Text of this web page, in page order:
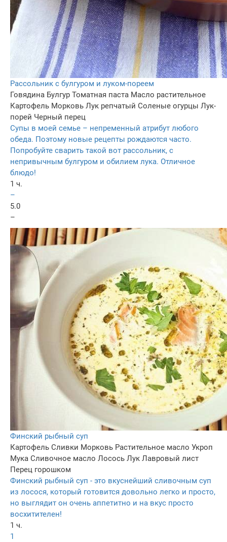
Рассольник с булгуром и луком-пореем
Говядина Булгур Томатная паста Масло растительное
Картофель Морковь Лук репчатый Соленые огурцы Лук-
порей Черный перец
Супы в моей семье – непременный атрибут любого
обеда. Поэтому новые рецепты рождаются часто.
Попробуйте сварить такой вот рассольник, с
непривычным булгуром и обилием лука. Отличное
блюдо!
1 ч.
–
5.0
–
Финский рыбный суп
Картофель Сливки Морковь Растительное масло Укроп
Мука Сливочное масло Лосось Лук Лавровый лист
Перец горошком
Финский рыбный суп - это вкуснейший сливочным суп
из лосося, который готовится довольно легко и просто,
но выглядит он очень аппетитно и на вкус просто
восхитителен!
1 ч.
1